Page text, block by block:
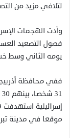
لتلافي مزيد من
وأدت الهجمات
فصول التصعيد
يومه الثاني وسط
ففي محافظة
موقعا في مدينة